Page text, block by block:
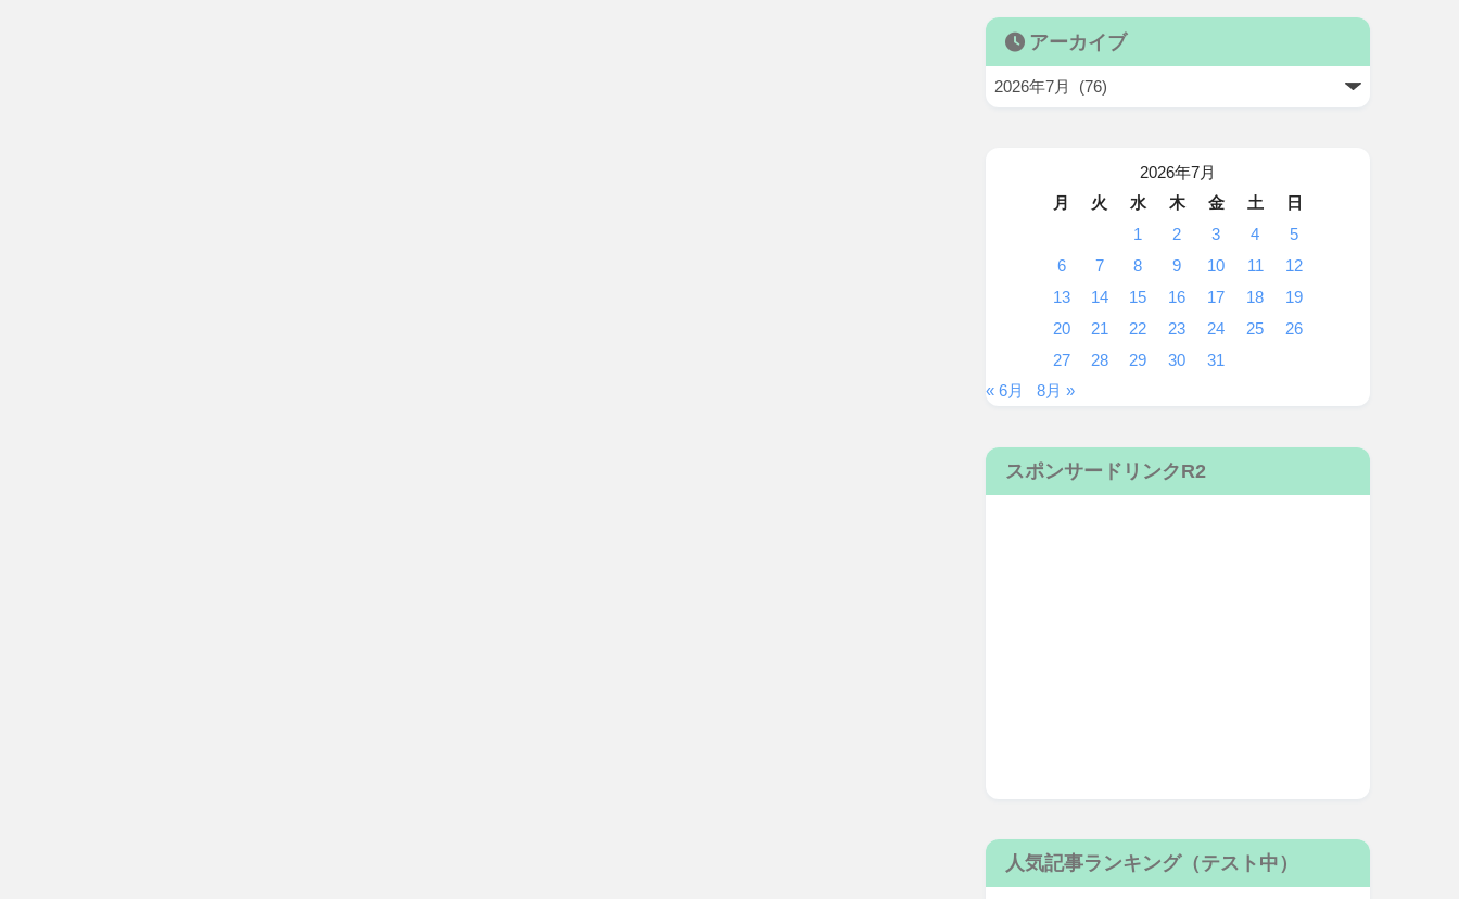
アーカイブ
2026年7月
月
火 水 木 金 土
日
1
2 3 4
5
6
7 8 9 10 11
12
13
14 15 16 17 18
19
20
21 22 23 24 25
26
27
28 29 30
31
« 6月
8月 »
スポンサードリンクR2
人気記事ランキング（テスト中）